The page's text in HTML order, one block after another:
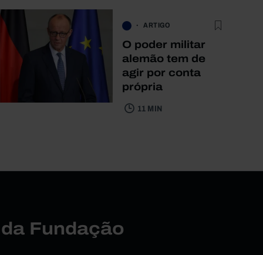
ARTIGO
O poder militar
alemão tem de
agir por conta
própria
11 MIN
Fundação